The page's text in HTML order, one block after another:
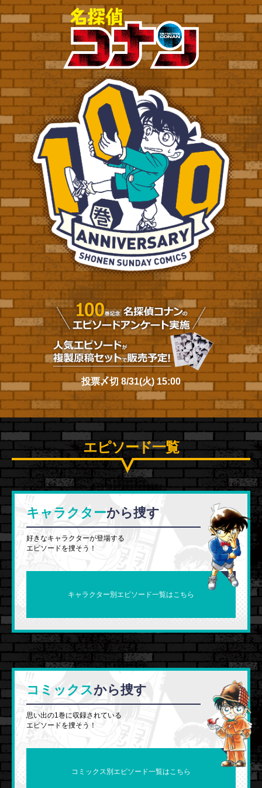
投票〆切 8/31(火) 15:00
エピソード一覧
キャラクターから捜す
好きなキャラクターが登場する
エピソードを捜そう！
キャラクター別エピソード一覧はこちら
コミックスから捜す
思い出の1巻に収録されている
エピソードを捜そう！
コミックス別エピソード一覧はこちら